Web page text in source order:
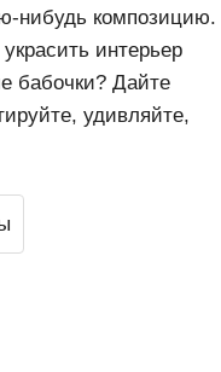
нибудь композицию.
интерьер
бабочки? Дайте
удивляйте,